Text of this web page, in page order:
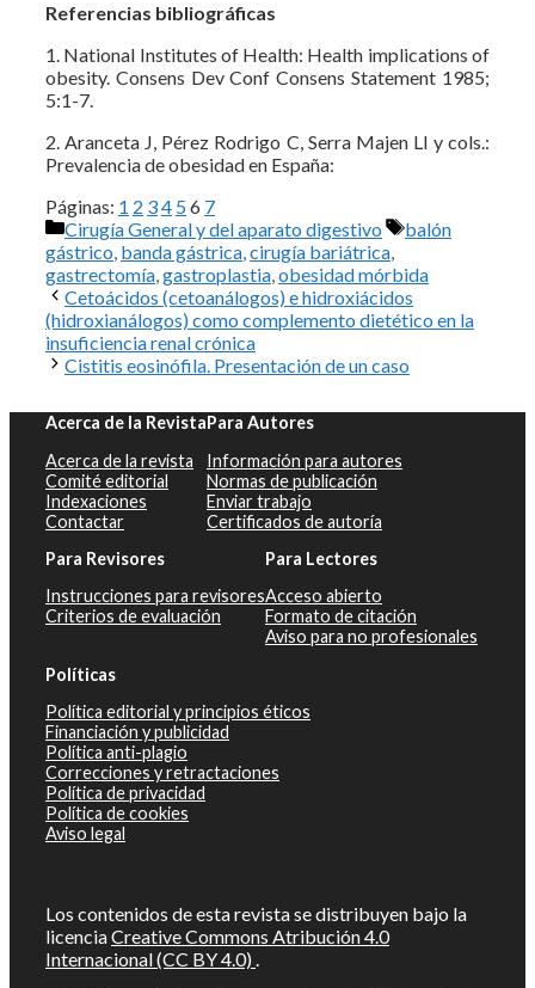
Referencias bibliográficas
1. National Institutes of Health: Health implications of
obesity. Consens Dev Conf Consens Statement 1985;
5:1-7.
2. Aranceta J, Pérez Rodrigo C, Serra Majen LI y cols.:
Prevalencia de obesidad en España:
Páginas: 1 2 34 56 7
Categorías
Cirugía General y del aparato digestivo Etiquetas
balón
gástrico, banda gástrica,cirugía bariátrica,
gastrectomía,gastroplastia,obesidad mórbida
Cetoácidos (cetoanálogos) e hidroxiácidos
(hidroxianálogos) como complemento dietético en la
insuficiencia renal crónica
Cistitis eosinófila. Presentación de un caso
Acerca de la Revista
Acerca de la revista
Comité editorial
Indexaciones
Contactar
Para Autores
Información para autores
Normas de publicación
Enviar trabajo
Certificados de autoría
Para Revisores
Instrucciones para revisores
Criterios de evaluación
Para Lectores
Acceso abierto
Formato de citación
Aviso para no profesionales
Políticas
Política editorial y principios éticos
Financiación y publicidad
Política anti-plagio
Correcciones y retractaciones
Política de privacidad
Política de cookies
Aviso legal
Los contenidos de esta revista se distribuyen bajo la
licenciaCreative Commons Atribución 4.0
Internacional (CC BY 4.0) .